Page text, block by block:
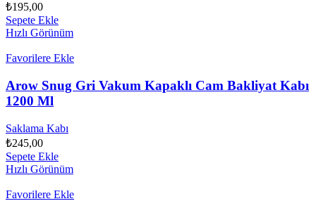
₺195,00
Sepete Ekle
Hızlı Görünüm
Favorilere Ekle
Arow Snug Gri Vakum Kapaklı Cam Bakliyat Kabı
1200 Ml
Saklama Kabı
₺245,00
Sepete Ekle
Hızlı Görünüm
Favorilere Ekle